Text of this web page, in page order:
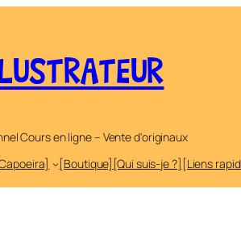
Cours en ligne – Vente d'originaux
[Boutique] [Qui suis-je ?] [Liens